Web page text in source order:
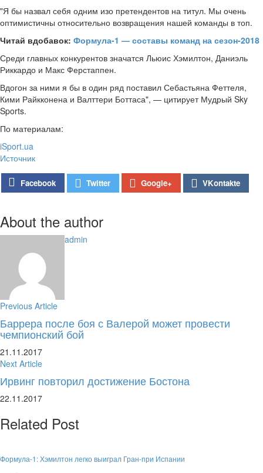
"Я бы назвал себя одним изо претендентов на титул. Мы очень
оптимистичны относительно возвращения нашей команды в топ.
Читай вдобавок: Формула-1 — составы команд на сезон-2018
Среди главных конкурентов значатся Льюис Хэмилтон, Даниэль
Риккардо и Макс Ферстаппен.
Вдогон за ними я бы в один ряд поставил Себастьяна Феттеля,
Кими Райкконена и Валттери Боттаса", — цитирует Мудрый Sky
Sports.
По материалам:
iSport.ua
Источник
Facebook Twitter Google+ VKontakte
About the author
admin
Previous Article
Баррера после боя с Валерой может провести
чемпионский бой
21.11.2017
Next Article
Ирвинг повторил достижение Бостона
22.11.2017
Related Post
Формула-1: Хэмилтон легко выиграл Гран-при Испании